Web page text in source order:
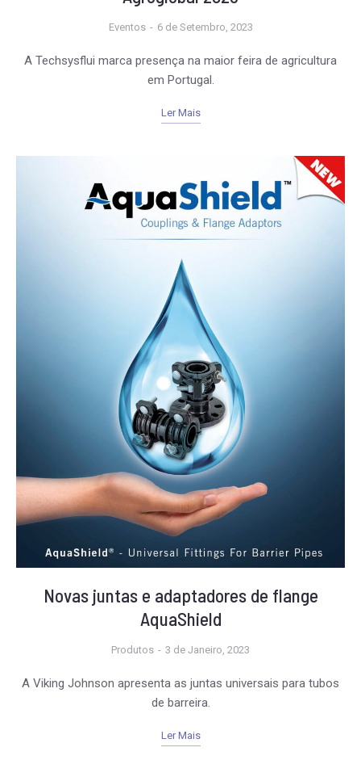
Eventos 6 de Setembro, 2023
A Techsysflui marca presença na maior feira de agricultura
em Portugal.
Ler Mais
Novas juntas e adaptadores de flange
AquaShield
Produtos 3 de Janeiro, 2023
A Viking Johnson apresenta as juntas universais para tubos
de barreira.
Ler Mais